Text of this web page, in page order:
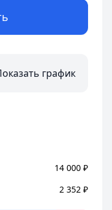
график
14 000 ₽
2 352 ₽